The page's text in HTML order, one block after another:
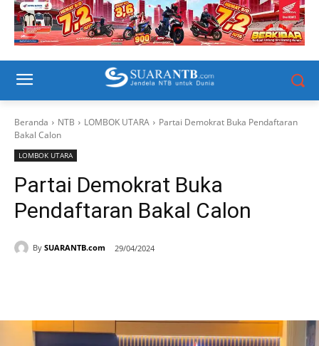
Beranda NTB LOMBOK UTARA
Partai Demokrat Buka Pendaftaran
Bakal Calon
LOMBOK UTARA
Partai Demokrat Buka
Pendaftaran Bakal Calon
By SUARANTB.com 29/04/2024